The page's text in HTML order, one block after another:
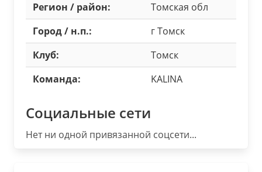
Регион / район:
Томская обл
Город / н.п.:
г Томск
Клуб:
Томск
Команда:
KALINA
Социальные сети
Нет ни одной привязанной соцсети...